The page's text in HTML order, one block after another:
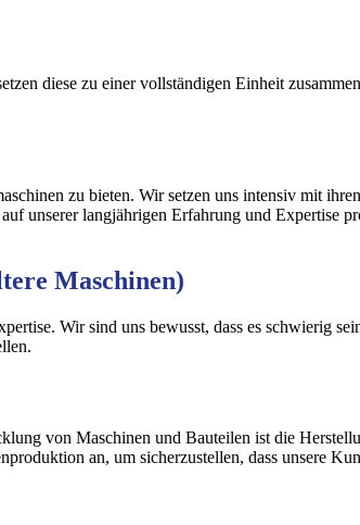
diese zu einer vollständigen Einheit
zu bieten. Wir setzen uns intensiv mit
unserer langjährigen Erfahrung und Expertise
Maschinen)
Wir sind uns bewusst, dass es schwierig
von Maschinen und Bauteilen ist die
an, um sicherzustellen, dass unsere